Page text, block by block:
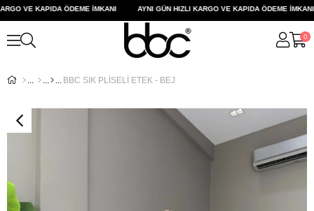
VE KAPIDA ÖDEME İMKANI AYNI GÜN HIZLI KARGO VE KAPIDA ÖDEME İMKANI
0
BBC SIK PLİSELİ ETEK - BEJ